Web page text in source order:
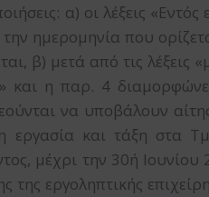
α) οι λέξεις
ημερομηνία που
β) μετά από τις λέξεις
και η παρ. 4
να υποβάλουν
εργασία και τάξη στα
μέχρι την 30ή Ιουνίου
εργοληπτικής